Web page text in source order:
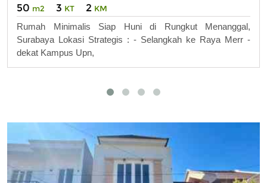
50 m2 3 KT 2 KM
Rumah Minimalis Siap Huni di Rungkut Menanggal,
Surabaya Lokasi Strategis : - Selangkah ke Raya Merr -
dekat Kampus Upn,